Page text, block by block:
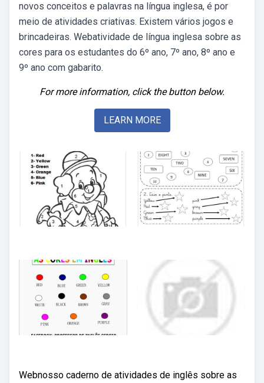
novos conceitos e palavras na língua inglesa, é por
meio de atividades criativas. Existem vários jogos e
brincadeiras. Webatividade de língua inglesa sobre as
cores para os estudantes do 6º ano, 7º ano, 8º ano e
9º ano com gabarito.
For more information, click the button below.
LEARN MORE
Webnosso caderno de atividades de inglês sobre as